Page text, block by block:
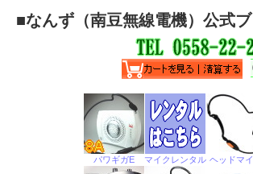
■なんず（南豆無線電機）公式